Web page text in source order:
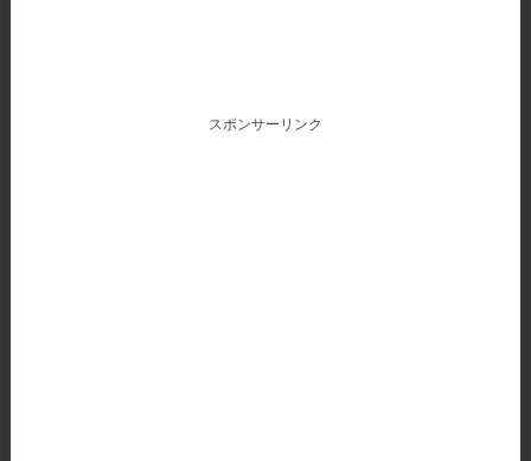
スポンサーリンク